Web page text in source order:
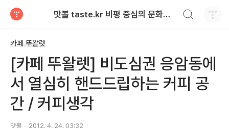
맛볼 taste.kr 비평 중심의 문화적 기호 · 맛 · 향기 리뷰
카페 뚜왈렛
[카페 뚜왈렛] 비도심권 응암동에
서 열심히 핸드드립하는 커피 공
간 / 커피생각
맛볼 2012. 4. 24. 03:32